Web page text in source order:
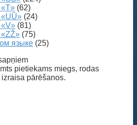
(62)
(24)
(81)
(75)
языке (25)
pietiekams miegs, rodas
pārēšanos.